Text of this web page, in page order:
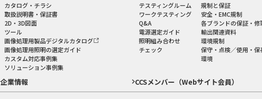
カタログ・チラシ
取扱説明書・保証書
2D・3D図面
ツール
画像処理用製品デジタルカタログ
画像処理用照明の選定ガイド
カスタム対応事例集
ソリューション事例集
テスティングルーム
ワークテスティング
Q&A
電源選定ガイド
照明組み合わせ
チェック
規制と保証
安全・EMC規制
各ブランドの保証・修
輸出関連資料
環境規制
保守・点検／使用・保
環境
企業情報 CCSメンバー（Webサイト会員）